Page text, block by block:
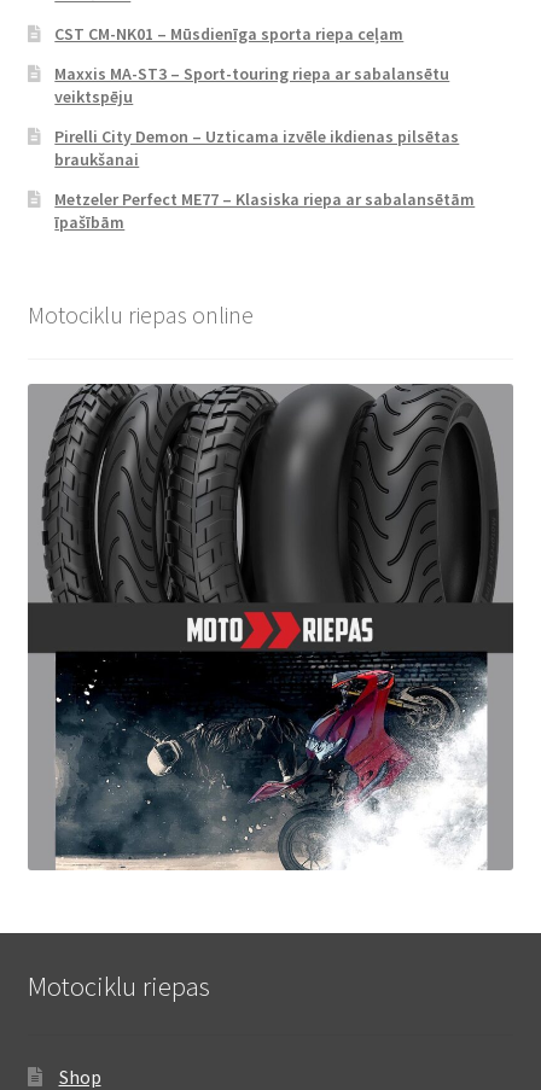
CST CM-NK01 – Mūsdienīga sporta riepa ceļam
Maxxis MA-ST3 – Sport-touring riepa ar sabalansētu
veiktspēju
Pirelli City Demon – Uzticama izvēle ikdienas pilsētas
braukšanai
Metzeler Perfect ME77 – Klasiska riepa ar sabalansētām
īpašībām
Motociklu riepas online
Motociklu riepas
Shop